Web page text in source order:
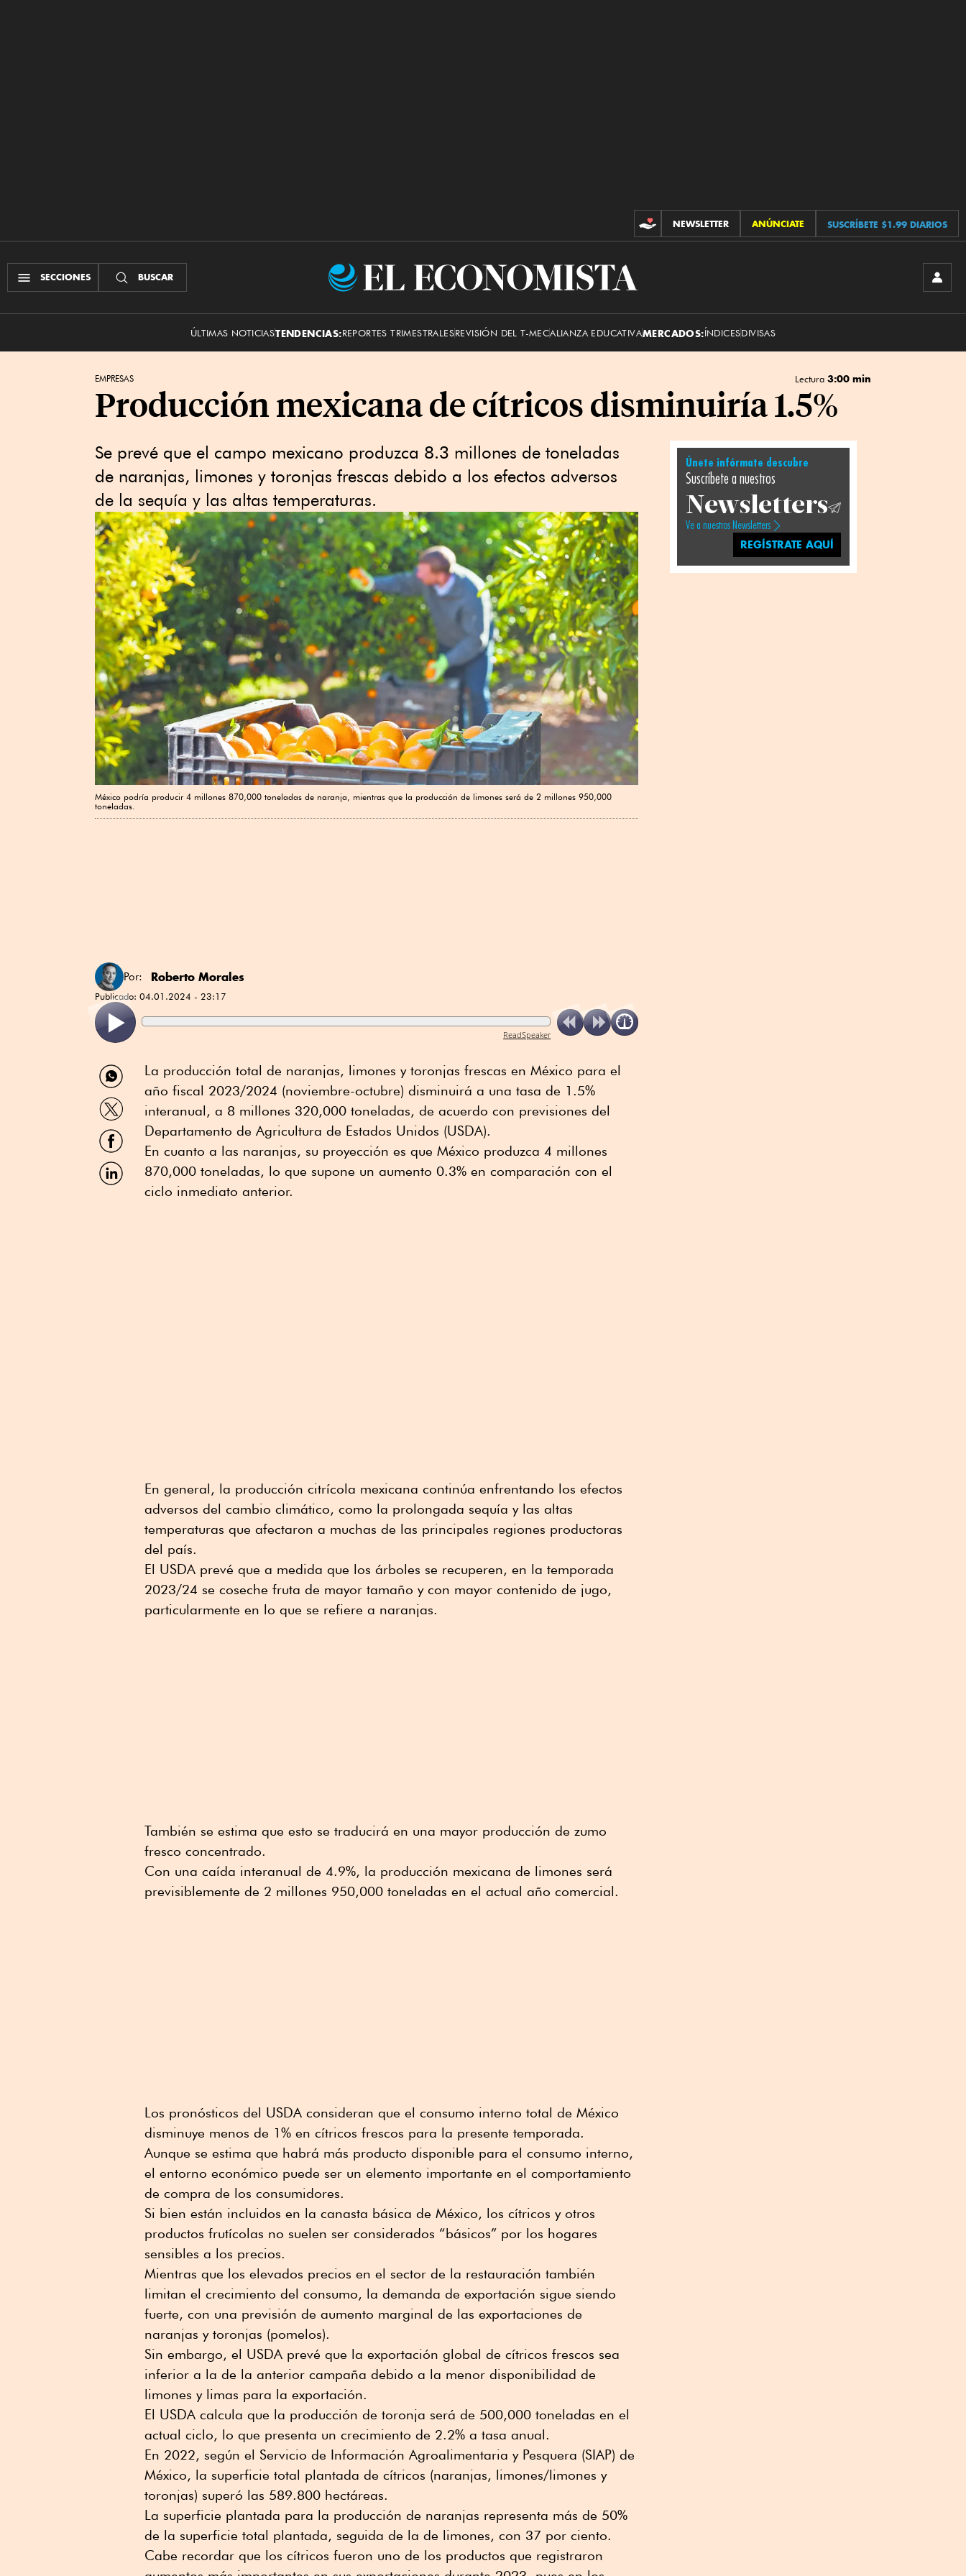
CONTRIBUCIONES
NEWSLETTER ANÚNCIATE SUSCRÍBETE $1.99 DIARIOS
SECCIONES BUSCAR
El
ÚLTIMAS NOTICIASTENDENCIAS:REPORTES TRIMESTRALESREVISIÓN DEL T-MECALIANZA EDUCATIVAMERCADOS:ÍNDICESDIVISAS
EMPRESAS Lectura 3:00 min
Producción mexicana de cítricos disminuiría 1.5%
Se prevé que el campo mexicano produzca 8.3 millones de toneladas
de naranjas, limones y toronjas frescas debido a los efectos adversos
de la sequía y las altas temperaturas.
México podría producir 4 millones 870,000 toneladas de naranja, mientras que la producción de limones será de 2 millones 950,000
toneladas.
Por: Roberto Morales
Publicado: 04.01.2024 - 23:17
ReadSpeaker
Compartir
por
WhatsApp
Compartir
por
Twitter
Compartir
por
Facebook
Compartir
por
La producción total de naranjas, limones y toronjas frescas en México para el
año fiscal 2023/2024 (noviembre-octubre) disminuirá a una tasa de 1.5%
interanual, a 8 millones 320,000 toneladas, de acuerdo con previsiones del
Departamento de Agricultura de Estados Unidos (USDA).
En cuanto a las naranjas, su proyección es que México produzca 4 millones
870,000 toneladas, lo que supone un aumento 0.3% en comparación con el
ciclo inmediato anterior.
En general, la producción citrícola mexicana continúa enfrentando los efectos
adversos del cambio climático, como la prolongada sequía y las altas
temperaturas que afectaron a muchas de las principales regiones productoras
del país.
El USDA prevé que a medida que los árboles se recuperen, en la temporada
2023/24 se coseche fruta de mayor tamaño y con mayor contenido de jugo,
particularmente en lo que se refiere a naranjas.
También se estima que esto se traducirá en una mayor producción de zumo
fresco concentrado.
Con una caída interanual de 4.9%, la producción mexicana de limones será
previsiblemente de 2 millones 950,000 toneladas en el actual año comercial.
Los pronósticos del USDA consideran que el consumo interno total de México
disminuye menos de 1% en cítricos frescos para la presente temporada.
Aunque se estima que habrá más producto disponible para el consumo interno,
el entorno económico puede ser un elemento importante en el comportamiento
de compra de los consumidores.
Si bien están incluidos en la canasta básica de México, los cítricos y otros
productos frutícolas no suelen ser considerados “básicos” por los hogares
sensibles a los precios.
Mientras que los elevados precios en el sector de la restauración también
limitan el crecimiento del consumo, la demanda de exportación sigue siendo
fuerte, con una previsión de aumento marginal de las exportaciones de
naranjas y toronjas (pomelos).
Sin embargo, el USDA prevé que la exportación global de cítricos frescos sea
inferior a la de la anterior campaña debido a la menor disponibilidad de
limones y limas para la exportación.
El USDA calcula que la producción de toronja será de 500,000 toneladas en el
actual ciclo, lo que presenta un crecimiento de 2.2% a tasa anual.
En 2022, según el Servicio de Información Agroalimentaria y Pesquera (SIAP) de
México, la superficie total plantada de cítricos (naranjas, limones/limones y
toronjas) superó las 589.800 hectáreas.
La superficie plantada para la producción de naranjas representa más de 50%
de la superficie total plantada, seguida de la de limones, con 37 por ciento.
Cabe recordar que los cítricos fueron uno de los productos que registraron
Únete infórmate descubre
Suscríbete a nuestros
Newsletters
Ve a nuestros Newsletters
REGÍSTRATE AQUÍ